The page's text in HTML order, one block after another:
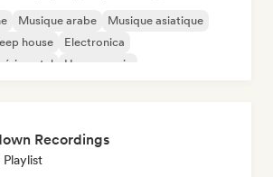
Musique arabe
Musique asiatique
house
Electronica
House music
Recordings
Playlist